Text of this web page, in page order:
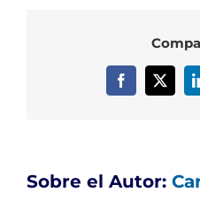
Facebook
X
Sobre el Autor: